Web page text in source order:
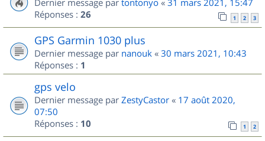
Réponses : 26 1 2 3
GPS Garmin 1030 plus
Dernier message par nanouk « 30 mars 2021, 10:43
Réponses : 1
gps velo
Dernier message par ZestyCastor « 17 août 2020,
07:50
Réponses : 10 1 2